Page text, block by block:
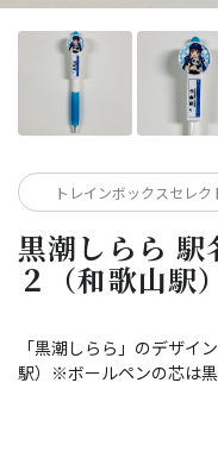
黒潮しらら
２（和歌山駅）
「黒潮しらら」のデザイ
駅）※ボールペンの芯は黒
トレインボックスセレク